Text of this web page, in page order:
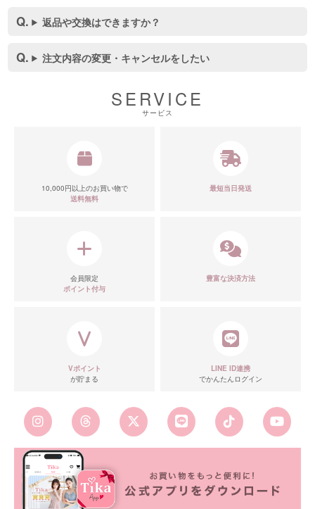
返品や交換はできますか？
注文内容の変更・キャンセルをしたい
SERVICE
サービス
10,000円以上のお買い物で
送料無料
最短当日発送
会員限定
ポイント付与
豊富な決済方法
Vポイント
が貯まる
LINE ID連携
でかんたんログイン